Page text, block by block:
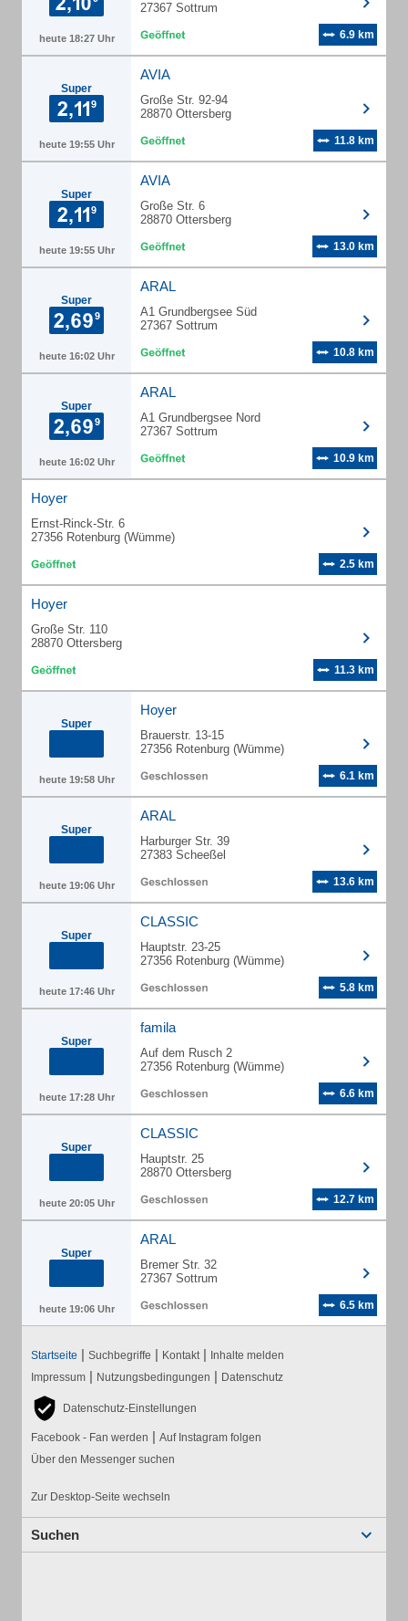
heute 18:27 Uhr
27367 Sottrum
6.9 km
Super
heute 19:55 Uhr
AVIA
Große Str. 92-94
28870 Ottersberg
11.8 km
Super
heute 19:55 Uhr
AVIA
Große Str. 6
28870 Ottersberg
13.0 km
Super
heute 16:02 Uhr
ARAL
A1 Grundbergsee Süd
27367 Sottrum
10.8 km
Super
heute 16:02 Uhr
ARAL
A1 Grundbergsee Nord
27367 Sottrum
10.9 km
Hoyer
Ernst-Rinck-Str. 6
27356 Rotenburg (Wümme)
2.5 km
Hoyer
Große Str. 110
28870 Ottersberg
11.3 km
Super
heute 19:58 Uhr
Hoyer
Brauerstr. 13-15
27356 Rotenburg (Wümme)
6.1 km
Super
heute 19:06 Uhr
ARAL
Harburger Str. 39
27383 Scheeßel
13.6 km
Super
heute 17:46 Uhr
CLASSIC
Hauptstr. 23-25
27356 Rotenburg (Wümme)
5.8 km
Super
heute 17:28 Uhr
famila
Auf dem Rusch 2
27356 Rotenburg (Wümme)
6.6 km
Super
heute 20:05 Uhr
CLASSIC
Hauptstr. 25
28870 Ottersberg
12.7 km
Super
heute 19:06 Uhr
ARAL
Bremer Str. 32
27367 Sottrum
6.5 km
Startseite | Suchbegriffe | Kontakt | Inhalte melden
Impressum | Nutzungsbedingungen | Datenschutz
Datenschutz-Einstellungen
Facebook - Fan werden | Auf Instagram folgen
Über den Messenger suchen
Zur Desktop-Seite wechseln
Suchen